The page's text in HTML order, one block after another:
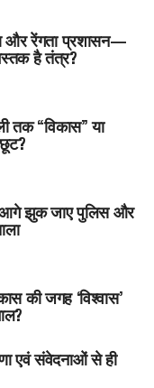
और रेंगता प्रशासन—
है तंत्र?
तक “विकास” या
आगे झुक जाए पुलिस और
की जगह ‘विश्वास’
एवं संवेदनाओं से ही